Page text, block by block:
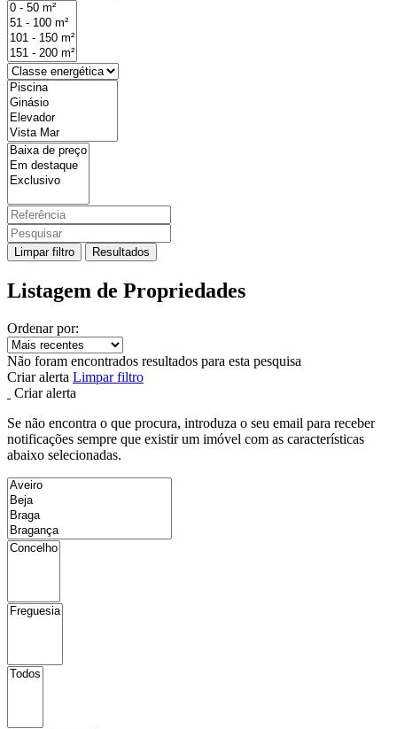
Limpar filtro Resultados
Listagem de Propriedades
Ordenar por:
Não foram encontrados resultados para esta pesquisa
Criar alerta Limpar filtro
Criar alerta
Se não encontra o que procura, introduza o seu email para receber
notificações sempre que existir um imóvel com as características
abaixo selecionadas.